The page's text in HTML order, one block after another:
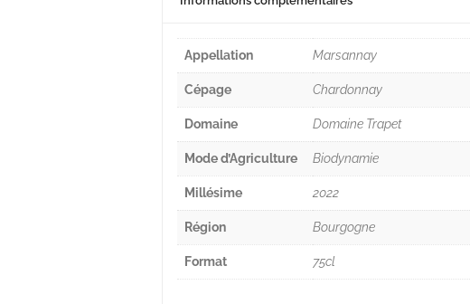
Appellation Marsannay
Cépage Chardonnay
Domaine Domaine Trapet
Mode d’Agriculture Biodynamie
Millésime 2022
Région Bourgogne
Format 75cl